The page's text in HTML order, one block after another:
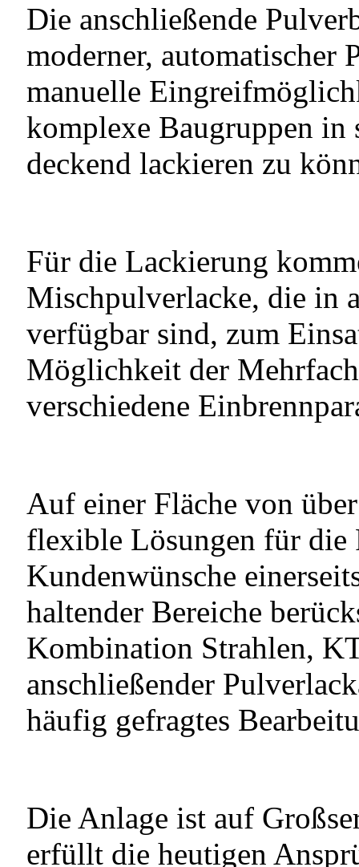
Die anschließende
moderner, automatischer
manuelle
komplexe Baugruppen in
deckend lackieren zu
Für die Lackierung
Mischpulverlacke, die in
verfügbar sind, zum
Möglichkeit der
verschiedene
Auf einer Fläche von
flexible Lösungen für die
Kundenwünsche
haltender Bereiche
Kombination Strahlen,
anschließender
häufig gefragtes
Die Anlage ist auf
erfüllt die heutigen